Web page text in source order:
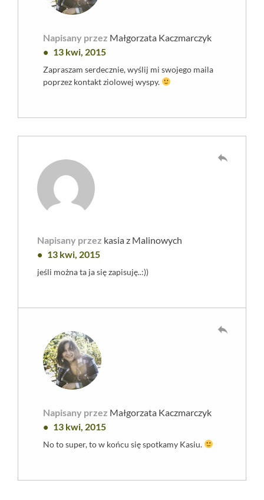
Napisany przez Małgorzata Kaczmarczyk
13 kwi, 2015
Zapraszam serdecznie, wyślij mi swojego maila
poprzez kontakt ziolowej wyspy.
Napisany przez kasia z Malinowych
13 kwi, 2015
jeśli można ta ja się zapisuję..:))
reply
Napisany przez Małgorzata Kaczmarczyk
13 kwi, 2015
No to super, to w końcu się spotkamy Kasiu.
reply